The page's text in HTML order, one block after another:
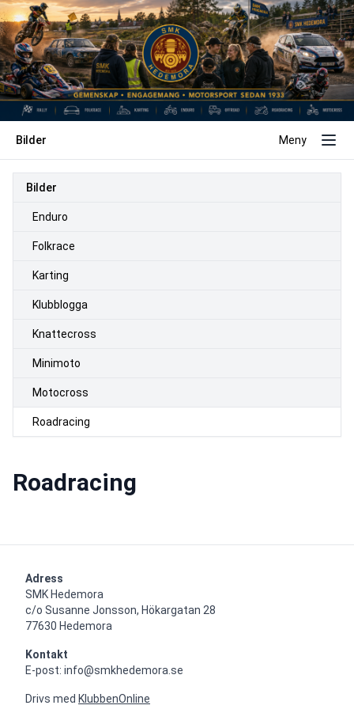
Bilder Meny
Bilder
Enduro
Folkrace
Karting
Klubblogga
Knattecross
Minimoto
Motocross
Roadracing
Roadracing
Adress
SMK Hedemora
c/o Susanne Jonsson, Hökargatan 28
77630 Hedemora
Kontakt
E-post: info@smkhedemora.se
Drivs med KlubbenOnline